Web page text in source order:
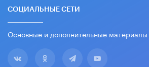
СОЦИАЛЬНЫЕ СЕТИ
Основные и дополнительные материалы